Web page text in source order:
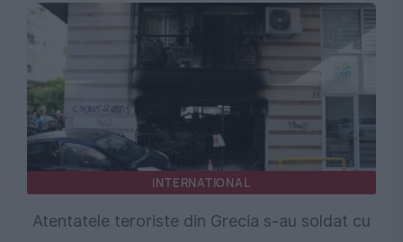
INTERNATIONAL
Atentatele teroriste din Grecia s-au soldat cu